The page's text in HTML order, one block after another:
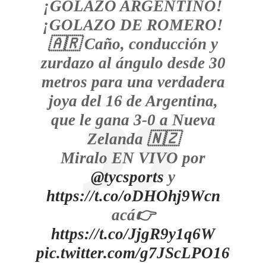
¡GOLAZO ARGENTINO!
¡GOLAZO DE ROMERO!
🇦🇷 Caño, conducción y
zurdazo al ángulo desde 30
metros para una verdadera
joya del 16 de Argentina,
que le gana 3-0 a Nueva
Zelanda 🇳🇿
Miralo EN VIVO por
@tycsports y
https://t.co/oDHOhj9Wcn
acá👉
https://t.co/JjgR9y1q6W
pic.twitter.com/g7JScLPO16